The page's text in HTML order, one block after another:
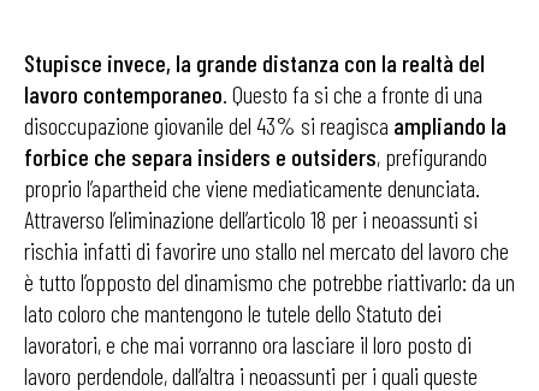
Stupisce invece, la grande distanza con la realtà del
lavoro contemporaneo. Questo fa si che a fronte di una
disoccupazione giovanile del 43% si reagisca ampliando la
forbice che separa insiders e outsiders, prefigurando
proprio l’apartheid che viene mediaticamente denunciata.
Attraverso l’eliminazione dell’articolo 18 per i neoassunti si
rischia infatti di favorire uno stallo nel mercato del lavoro che
è tutto l’opposto del dinamismo che potrebbe riattivarlo: da un
lato coloro che mantengono le tutele dello Statuto dei
lavoratori, e che mai vorranno ora lasciare il loro posto di
lavoro perdendole, dall’altra i neoassunti per i quali queste